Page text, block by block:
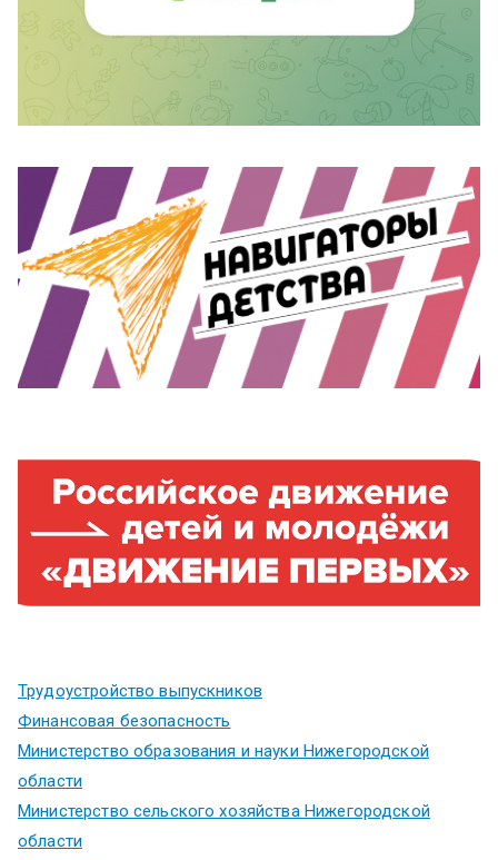
Трудоустройство выпускников
Финансовая безопасность
Министерство образования и науки Нижегородской
области
Министерство сельского хозяйства Нижегородской
области